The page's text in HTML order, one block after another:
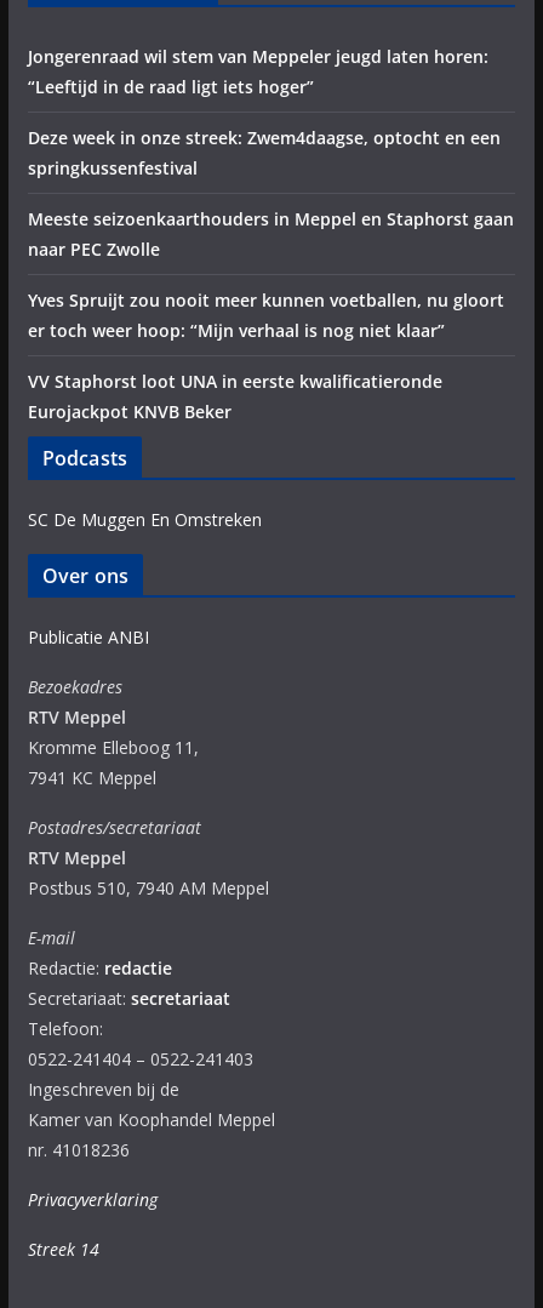
Jongerenraad wil stem van Meppeler jeugd laten horen:
“Leeftijd in de raad ligt iets hoger”
Deze week in onze streek: Zwem4daagse, optocht en een
springkussenfestival
Meeste seizoenkaarthouders in Meppel en Staphorst gaan
naar PEC Zwolle
Yves Spruijt zou nooit meer kunnen voetballen, nu gloort
er toch weer hoop: “Mijn verhaal is nog niet klaar”
VV Staphorst loot UNA in eerste kwalificatieronde
Eurojackpot KNVB Beker
Podcasts
SC De Muggen En Omstreken
Over ons
Publicatie ANBI
Bezoekadres
RTV Meppel
Kromme Elleboog 11,
7941 KC Meppel
Postadres/secretariaat
RTV Meppel
Postbus 510, 7940 AM Meppel
E-mail
Redactie: redactie
Secretariaat: secretariaat
Telefoon:
0522-241404 – 0522-241403
Ingeschreven bij de
Kamer van Koophandel Meppel
nr. 41018236
Privacyverklaring
Streek 14